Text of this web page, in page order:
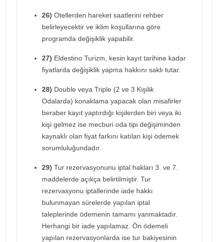
26) Otellerden hareket saatlerini rehber
belirleyecektir ve iklim koşullarına göre
programda değişiklik yapabilir.
27) Eldestino Turizm, kesin kayıt tarihine kadar
fiyatlarda değişiklik yapma hakkını saklı tutar.
28) Double veya Triple (2 ve 3 Kişilik
Odalarda) konaklama yapacak olan misafirler
beraber kayıt yaptırdığı kişilerden biri veya iki
kişi gelmez ise mecburi oda tipi değişiminden
kaynaklı olan fiyat farkını katılan kişi ödemek
sorumluluğundadır.
29) Tur rezervasyonunu iptal hakları 3. ve 7.
maddelerde açıkça belirtilmiştir. Tur
rezervasyonu iptallerinde iade hakkı
bulunmayan sürelerde yapılan iptal
taleplerinde ödemenin tamamı yanmaktadır.
Herhangi bir iade yapılamaz. Ön ödemeli
yapılan rezervasyonlarda ise tur bakiyesinin